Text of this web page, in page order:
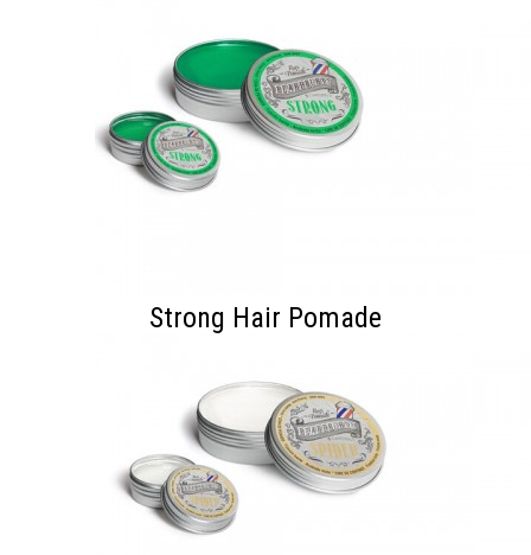
Strong Hair Pomade